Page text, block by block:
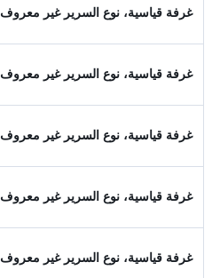
غرفة قياسية، نوع السرير غير معروف
غرفة قياسية، نوع السرير غير معروف
غرفة قياسية، نوع السرير غير معروف
غرفة قياسية، نوع السرير غير معروف
غرفة قياسية، نوع السرير غير معروف